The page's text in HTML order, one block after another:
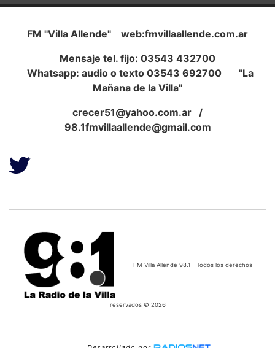
FM "Villa Allende" web:fmvillaallende.com.ar
Mensaje tel. fijo: 03543 432700
Whatsapp: audio o texto 03543 692700 "La
Mañana de la Villa"
crecer51@yahoo.com.ar /
98.1fmvillaallende@gmail.com
FM Villa Allende 98.1 - Todos los derechos
reservados © 2026